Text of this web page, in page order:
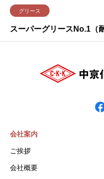
グリース
スーパーグリースNo.1（
会社案内
ご挨拶
会社概要